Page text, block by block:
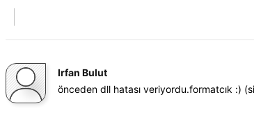
Irfan Bulut
önceden dll hatası veriyordu.formatcık :)